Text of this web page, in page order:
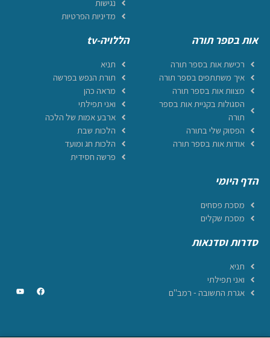
נגישות
מדיניות הפרטיות
אות בספר תורה
רכישת אות בספר תורה
איך משתתפים בספר תורה
מצוות אות בספר תורה
הסגולות בקניית אות בספר
תורה
הפסוק שלי בתורה
אודות אות בספר תורה
הללויה-tv
תניא
תורת הנפש בפרשה
מראה כהן
ואני תפילתי
ארבע אמות של הלכה
הלכות שבת
הלכות חג ומועד
פרשה חסידית
הדף היומי
מסכת פסחים
מסכת שקלים
סדרות וסדנאות
תניא
ואני תפילתי
אגרת התשובה - רמב"ם